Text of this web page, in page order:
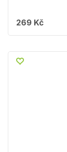
269 Kč